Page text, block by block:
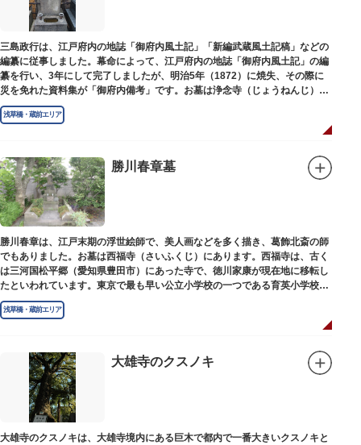
三島政行は、江戸府内の地誌「御府内風土記」「新編武蔵風土記稿」などの
編纂に従事しました。幕命によって、江戸府内の地誌「御府内風土記」の編
纂を行い、3年にして完了しましたが、明治5年（1872）に焼失、その際に
災を免れた資料集が「御府内備考」です。お墓は浄念寺（じょうねんじ）境
内にあります。
浅草橋・蔵前エリア
勝川春章墓
勝川春章は、江戸末期の浮世絵師で、美人画などを多く描き、葛飾北斎の師
でもありました。お墓は西福寺（さいふくじ）にあります。西福寺は、古く
は三河国松平郷（愛知県豊田市）にあった寺で、徳川家康が現在地に移転し
たといわれています。東京で最も早い公立小学校の一つである育英小学校の
発祥の地としても知られています。
浅草橋・蔵前エリア
大雄寺のクスノキ
大雄寺のクスノキは、大雄寺境内にある巨木で都内で一番大きいクスノキと